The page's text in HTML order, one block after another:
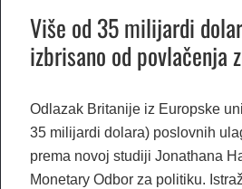
Više od 35 milijardi
izbrisano od povlačenja
Odlazak Britanije iz Europske
35 milijardi dolara) poslovnih
prema novoj studiji Jonathana
Monetary Odbor za politiku.